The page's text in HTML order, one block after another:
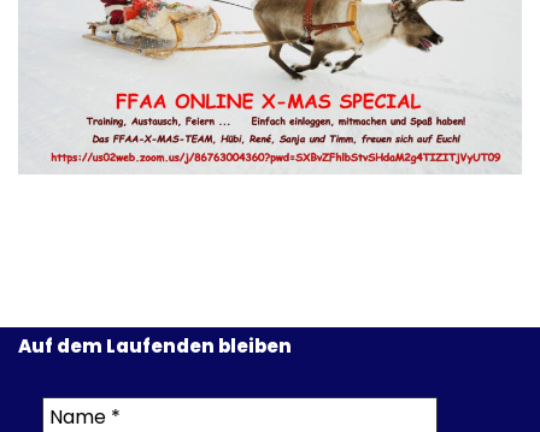
Auf dem Laufenden bleiben